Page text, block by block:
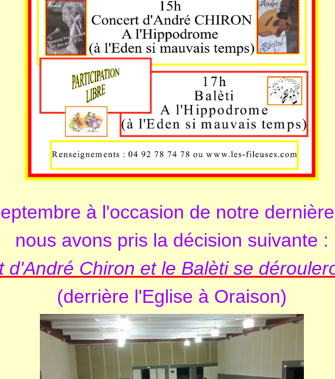
à l'occasion de notre
nous avons pris la décision suivante :
d'André Chiron et le Balèti se
(derrière l'Eglise à Oraison)